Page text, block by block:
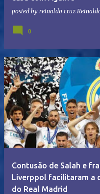
posted by reinaldo cruz
0
Contusão de Salah e
Liverppol facilitaram a
do Real Madrid